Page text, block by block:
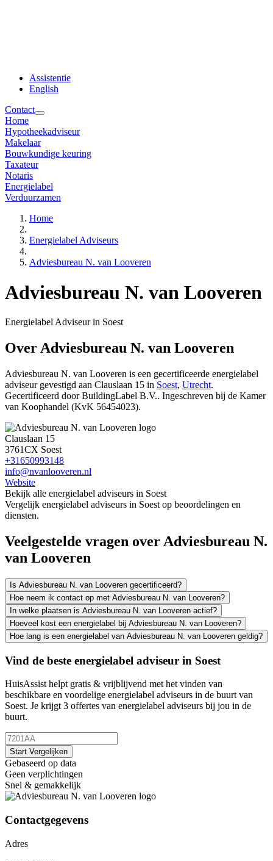
Assistentie
English
Contact
Home
Hypotheekadviseur
Makelaar
Bouwkundige keuring
Taxateur
Notaris
Energielabel
Verduurzamen
Home
Energielabel Adviseurs
Adviesbureau N. van Looveren
Adviesbureau N. van Looveren
Energielabel Adviseur in Soest
Over Adviesbureau N. van Looveren
Adviesbureau N. van Looveren is een gecertificeerde energielabel
adviseur gevestigd aan Clauslaan 15 in Soest, Utrecht.
Gecertificeerd door BuildingLabel B.V.. Ingeschreven bij de Kamer
van Koophandel (KvK 56454023).
Clauslaan 15
3761CX Soest
+31650993148
info@nvanlooveren.nl
Website
Bekijk alle energielabel adviseurs in Soest
Vergelijk energielabel adviseurs in Soest op beoordelingen en
diensten.
Veelgestelde vragen over Adviesbureau N.
van Looveren
Is Adviesbureau N. van Looveren gecertificeerd?
Hoe neem ik contact op met Adviesbureau N. van Looveren?
In welke plaatsen is Adviesbureau N. van Looveren actief?
Hoeveel kost een energielabel bij Adviesbureau N. van Looveren?
Hoe lang is een energielabel van Adviesbureau N. van Looveren geldig?
Vind de beste energielabel adviseur in Soest
HuisAssist helpt gratis & vrijblijvend met het vinden van
beschikbare en voordelige energielabel adviseurs in de buurt van
Soest. Je krijgt 3 offertes van energielabel adviseurs bij jou in de
buurt.
Start Vergelijken
Gebaseerd op data
Geen verplichtingen
Snel & gemakkelijk
Contactgegevens
Adres